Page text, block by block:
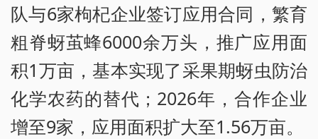
队与6家枸杞企业签订应用合同，繁育
粗脊蚜茧蜂6000余万头，推广应用面
积1万亩，基本实现了采果期蚜虫防治
化学农药的替代；2026年，合作企业
增至9家，应用面积扩大至1.56万亩。